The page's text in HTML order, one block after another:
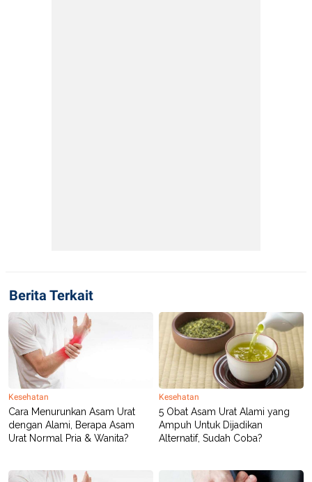
Berita Terkait
Kesehatan
Cara Menurunkan Asam Urat
dengan Alami, Berapa Asam
Urat Normal Pria & Wanita?
Kesehatan
5 Obat Asam Urat Alami yang
Ampuh Untuk Dijadikan
Alternatif, Sudah Coba?